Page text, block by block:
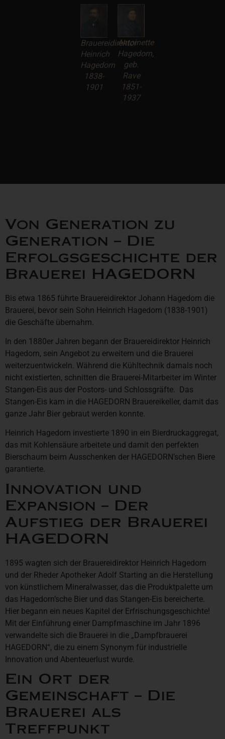
Brauereidirektor
Heinrich
Hagedorn
1838-
1901
Antoinette
Hagedorn,
geb.
Rave
1851-
1937
Von Generation zu
Generation – Die
Erfolgsgeschichte der
Brauerei HAGEDORN
Bis etwa 1865 führte Brauereidirektor Johann Hagedorn die
Brauerei, bevor sein Sohn Heinrich Hagedorn (1838-1901)
die Geschäfte übernahm.
In den 1880er Jahren begann der Brauereidirektor Heinrich
Hagedorn, sein Angebot zu erweitern und die Brauerei
weiterzuentwickeln. Während die Kühltechnik damals noch
nicht existierten, schnitten die Brauerei-Mitarbeiter im Winter
Stangen-Eis aus der Postors- und Schlossgräfte. Das
Stangen-Eis kam in die HAGEDORN Brauereikeller, damit das
ganze Jahr Bier gebraut werden konnte.
Heinrich Hagedorn investierte 1890 in ein Bierdruckaggregat,
das mit Kohlensäure arbeitete und damit den perfekten
Bierschaum beim Ausschenken der HAGEDORN’schen Biere
garantierte.
Innovation und
Expansion – Der
Aufstieg der Brauerei
HAGEDORN
1895 wagten sich der Brauereidirektor Heinrich Hagedorn
und der Rheder Apotheker Adolf Starting an die Herstellung
von künstlichem Mineralwasser, das die Produktpalette um
das Hagedorn’sche Bier und das Stangen-Eis bereicherte.
Hier begann ein neues Kapitel der Erfrischungsgeschichte!
Mit der Einführung einer Dampfmaschine im Jahr 1896
verwandelte sich die Brauerei in die „Dampfbrauerei
HAGEDORN“, die zu einem Synonym für industrielle
Innovation und Abenteuerlust wurde.
Ein Ort der
Gemeinschaft – Die
Brauerei als
Treffpunkt